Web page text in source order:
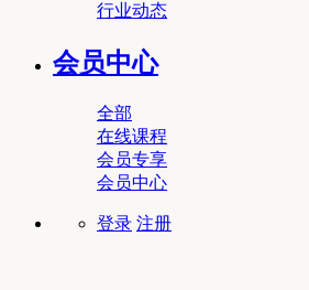
行业动态
会员中心
全部
在线课程
会员专享
会员中心
登录 注册